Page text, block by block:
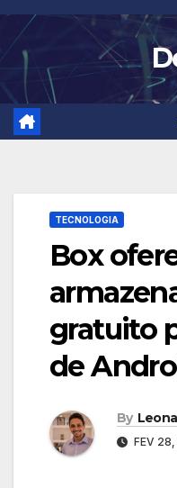
Skip
to
content
TECNOLOGIA
Box
gratuito
de
By
FEV